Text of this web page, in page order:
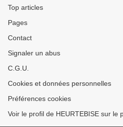
Top articles
Pages
Contact
Signaler un abus
C.G.U.
Cookies et données personnelles
Préférences cookies
Voir le profil de HEURTEBISE sur le